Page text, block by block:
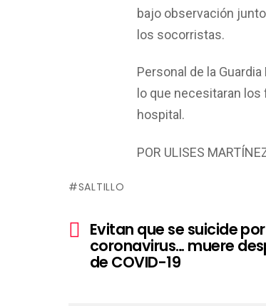
bajo observación
los socorristas.
Personal de la
lo que necesitaran
hospital.
POR ULISES
SALTILLO
Ver
másEvitan que se suicide
coronavirus… muere
de COVID-19